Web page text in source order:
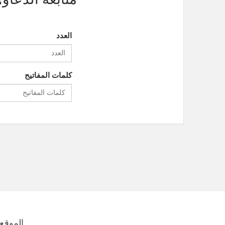
العدد
كلمات المفاتيح
الموقع